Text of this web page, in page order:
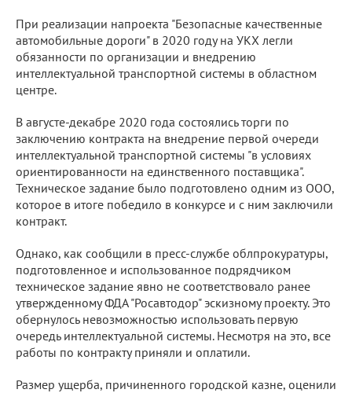
При реализации напроекта "Безопасные качественные
автомобильные дороги" в 2020 году на УКХ легли
обязанности по организации и внедрению
интеллектуальной транспортной системы в областном
центре.
В августе-декабре 2020 года состоялись торги по
заключению контракта на внедрение первой очереди
интеллектуальной транспортной системы "в условиях
ориентированности на единственного поставщика".
Техническое задание было подготовлено одним из ООО,
которое в итоге победило в конкурсе и с ним заключили
контракт.
Однако, как сообщили в пресс-службе облпрокуратуры,
подготовленное и использованное подрядчиком
техническое задание явно не соответствовало ранее
утвержденному ФДА "Росавтодор" эскизному проекту. Это
обернулось невозможностью использовать первую
очередь интеллектуальной системы. Несмотря на это, все
работы по контракту приняли и оплатили.
Размер ущерба, причиненного городской казне, оценили